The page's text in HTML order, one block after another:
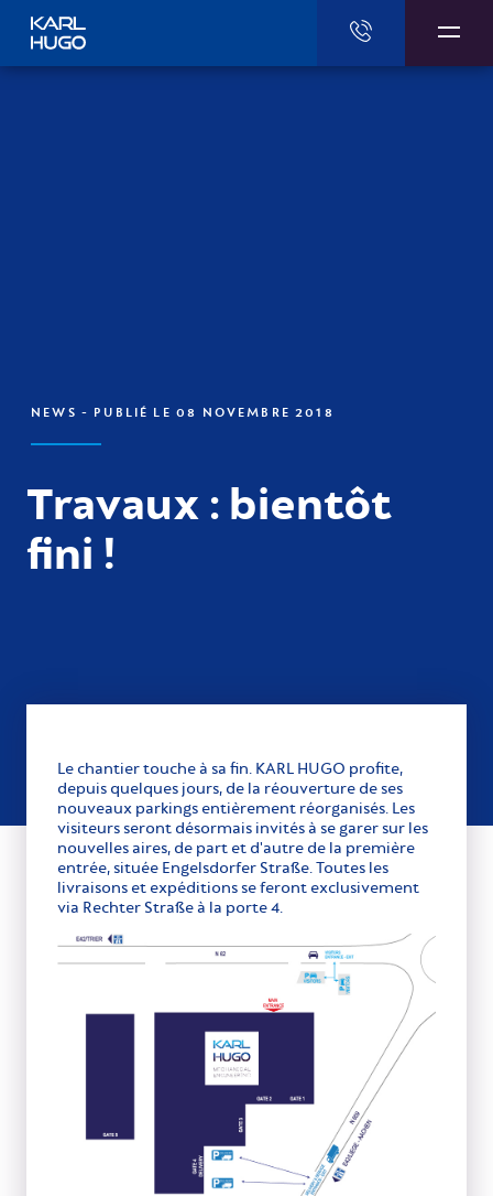
NEWS - PUBLIÉ LE 08 NOVEMBRE 2018
Travaux : bientôt
fini !
Le chantier touche à sa fin. KARL HUGO profite,
depuis quelques jours, de la réouverture de ses
nouveaux parkings entièrement réorganisés. Les
visiteurs seront désormais invités à se garer sur les
nouvelles aires, de part et d'autre de la première
entrée, située Engelsdorfer Straße. Toutes les
livraisons et expéditions se feront exclusivement
via Rechter Straße à la porte 4.
Karl Hugo